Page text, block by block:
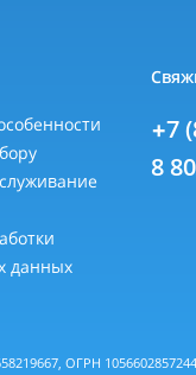
данных
+7
8
ОГРН